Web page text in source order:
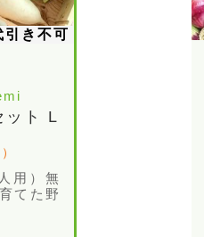
引き不可
ット L
用）無
てた野